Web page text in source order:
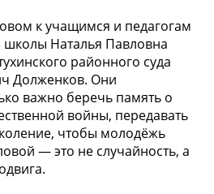
к учащимся и педагогам
школы Наталья Павловна
районного суда
Долженков. Они
важно беречь память о
войны, передавать
чтобы молодёжь
— это не случайность, а